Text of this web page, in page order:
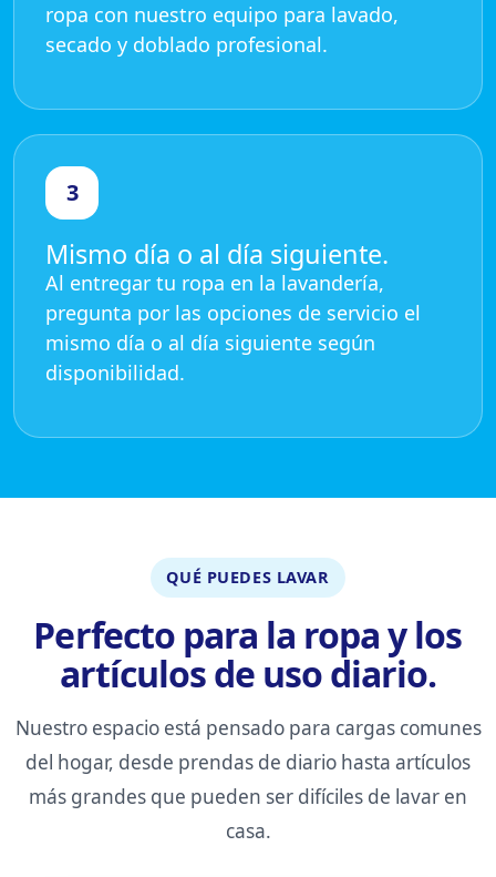
ropa con nuestro equipo para lavado,
secado y doblado profesional.
3
Mismo día o al día siguiente.
Al entregar tu ropa en la lavandería,
pregunta por las opciones de servicio el
mismo día o al día siguiente según
disponibilidad.
QUÉ PUEDES LAVAR
Perfecto para la ropa y los
artículos de uso diario.
Nuestro espacio está pensado para cargas comunes
del hogar, desde prendas de diario hasta artículos
más grandes que pueden ser difíciles de lavar en
casa.